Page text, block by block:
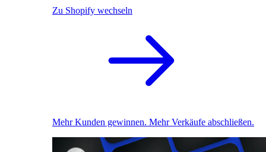
Zu Shopify wechseln
Mehr Kunden gewinnen. Mehr Verkäufe abschließen.